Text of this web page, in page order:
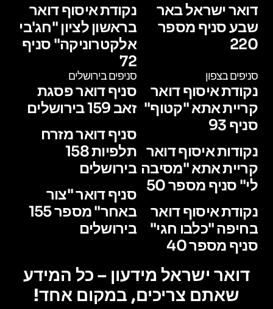
דואר ישראל באר
שבע סניף מספר
220
נקודת איסוף דואר
בראשון לציון "חג'בי
אלקטרוניקה" סניף
72
סניפים בצפון
נקודת איסוף דואר
קריית אתא "קטוף"
סניף 93
נקודות איסוף דואר
קריית אתא "מסיבה
לי" סניף מספר 50
נקודת איסוף דואר
בחיפה "כלבו חגי"
סניף מספר 40
סניפים בירושלים
סניף דואר פסגת
זאב 159 בירושלים
סניף דואר מזרח
תלפיות 158
בירושלים
סניף דואר "צור
באחר" מספר 155
בירושלים
דואר ישראל מידעון – כל המידע
שאתם צריכים, במקום אחד!